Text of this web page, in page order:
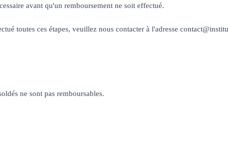
avant qu'un remboursement ne soit effectué.
toutes ces étapes, veuillez nous contacter à l'adresse
ne sont pas remboursables.